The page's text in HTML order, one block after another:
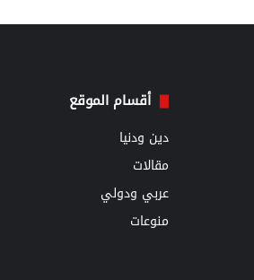
أقسام الموقع
دين ودنيا
مقالات
عربي ودولي
منوعات